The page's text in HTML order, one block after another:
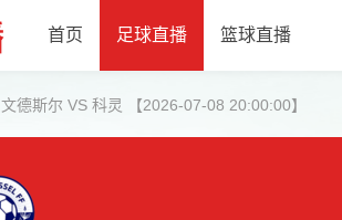
首页 足球直播 篮球直播
文德斯尔 VS 科灵 【2026-07-08 20:00:00】